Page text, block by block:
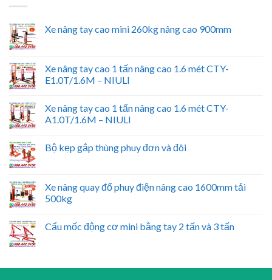
Xe nâng tay cao mini 260kg nâng cao 900mm
Xe nâng tay cao 1 tấn nâng cao 1.6 mét CTY-
E1.0T/1.6M – NIULI
Xe nâng tay cao 1 tấn nâng cao 1.6 mét CTY-
A1.0T/1.6M – NIULI
Bộ kẹp gắp thùng phuy đơn và đôi
Xe nâng quay đổ phuy điện nâng cao 1600mm tải
500kg
Cẩu mốc động cơ mini bằng tay 2 tấn và 3 tấn